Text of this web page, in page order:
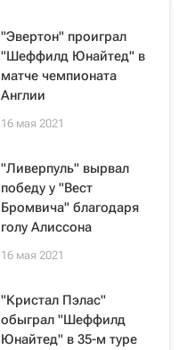
"Эвертон" проиграл
"Шеффилд Юнайтед" в
матче чемпионата
Англии
16 мая 2021
"Ливерпуль" вырвал
победу у "Вест
Бромвича" благодаря
голу Алиссона
16 мая 2021
"Кристал Пэлас"
обыграл "Шеффилд
Юнайтед" в 35-м туре